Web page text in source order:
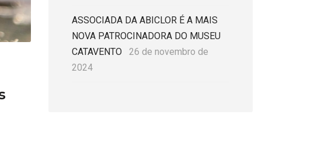
ASSOCIADA DA ABICLOR É A MAIS
NOVA PATROCINADORA DO MUSEU
CATAVENTO
26 de novembro de
2024